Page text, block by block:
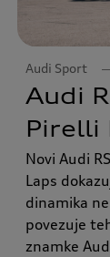
Audi Sport
Audi
Pirelli
Novi Audi
Laps
dinamika
povezuje
znamke